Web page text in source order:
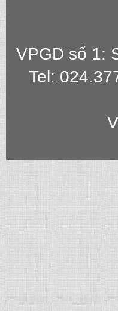
VPGD số 1:
Tel: